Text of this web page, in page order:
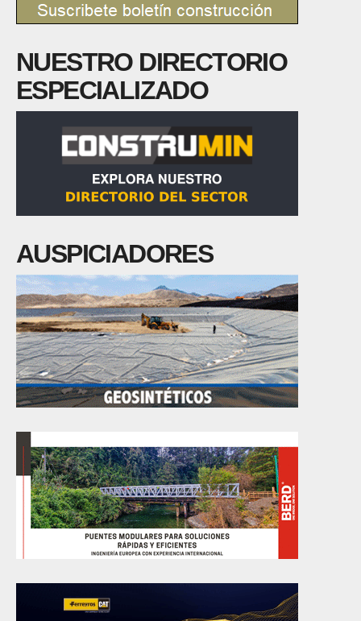
NUESTRO DIRECTORIO
ESPECIALIZADO
AUSPICIADORES